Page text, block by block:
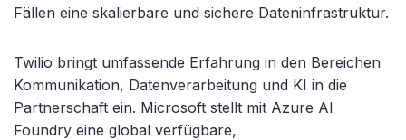
Fällen eine skalierbare und sichere Dateninfrastruktur.
Twilio bringt umfassende Erfahrung in den Bereichen
Kommunikation, Datenverarbeitung und KI in die
Partnerschaft ein. Microsoft stellt mit Azure AI
Foundry eine global verfügbare,